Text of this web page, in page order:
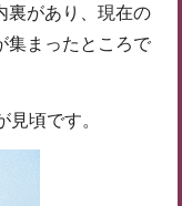
裏があり、現在の
集まったところで
頃です。